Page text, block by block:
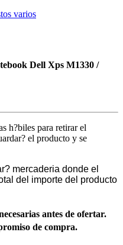
varios
Dell Xps M1330 /
h?biles para retirar el
el producto y se
mercaderia donde el
del importe del producto
antes de ofertar.
de compra.